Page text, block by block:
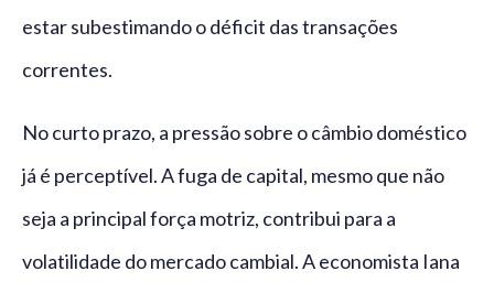
estar subestimando o déficit das transações
correntes.
No curto prazo, a pressão sobre o câmbio doméstico
já é perceptível. A fuga de capital, mesmo que não
seja a principal força motriz, contribui para a
volatilidade do mercado cambial. A economista Iana